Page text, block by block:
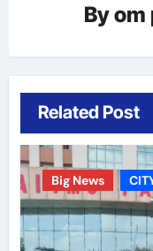
Byom
Related Post
Big News